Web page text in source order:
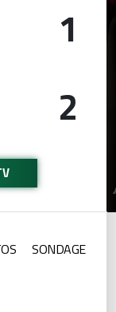
1
2
SONDAGE